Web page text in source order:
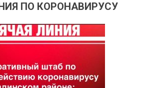
ПО КОРОНАВИРУСУ